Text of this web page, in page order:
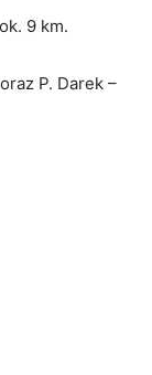
9 km.
P. Darek –